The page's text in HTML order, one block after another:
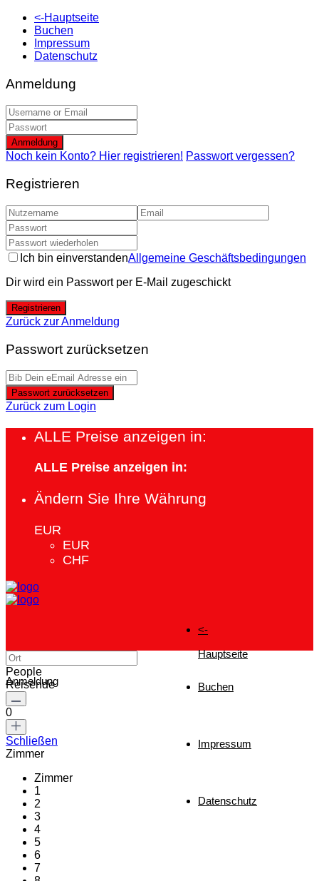
<-Hauptseite
Buchen
Impressum
Datenschutz
Anmeldung
Anmeldung
Noch kein Konto? Hier registrieren! Passwort vergessen?
Registrieren
Ich bin einverstandenAllgemeine Geschäftsbedingungen
Dir wird ein Passwort per E-Mail zugeschickt
Registrieren
Zurück zur Anmeldung
Passwort zurücksetzen
Passwort zurücksetzen
Zurück zum Login
ALLE Preise anzeigen in:
ALLE Preise anzeigen in:
Ändern Sie Ihre Währung
EUR
EUR
CHF
<-
Hauptseite
Buchen
Impressum
Datenschutz
Anmeldung
People
Reisende
0
Schließen
Zimmer
Zimmer
1
2
3
4
5
6
7